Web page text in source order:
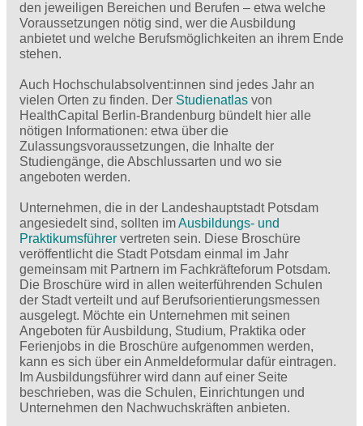
den jeweiligen Bereichen und Berufen – etwa welche
Voraussetzungen nötig sind, wer die Ausbildung
anbietet und welche Berufsmöglichkeiten an ihrem Ende
stehen.
Auch Hochschulabsolvent:innen sind jedes Jahr an
vielen Orten zu finden. Der Studienatlas von
HealthCapital Berlin-Brandenburg bündelt hier alle
nötigen Informationen: etwa über die
Zulassungsvoraussetzungen, die Inhalte der
Studiengänge, die Abschlussarten und wo sie
angeboten werden.
Unternehmen, die in der Landeshauptstadt Potsdam
angesiedelt sind, sollten imAusbildungs- und
Praktikumsführer vertreten sein. Diese Broschüre
veröffentlicht die Stadt Potsdam einmal im Jahr
gemeinsam mit Partnern im Fachkräfteforum Potsdam.
Die Broschüre wird in allen weiterführenden Schulen
der Stadt verteilt und auf Berufsorientierungsmessen
ausgelegt. Möchte ein Unternehmen mit seinen
Angeboten für Ausbildung, Studium, Praktika oder
Ferienjobs in die Broschüre aufgenommen werden,
kann es sich über ein Anmeldeformular dafür eintragen.
Im Ausbildungsführer wird dann auf einer Seite
beschrieben, was die Schulen, Einrichtungen und
Unternehmen den Nachwuchskräften anbieten.